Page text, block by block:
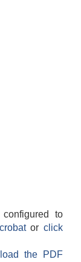
to
orclick
the PDF